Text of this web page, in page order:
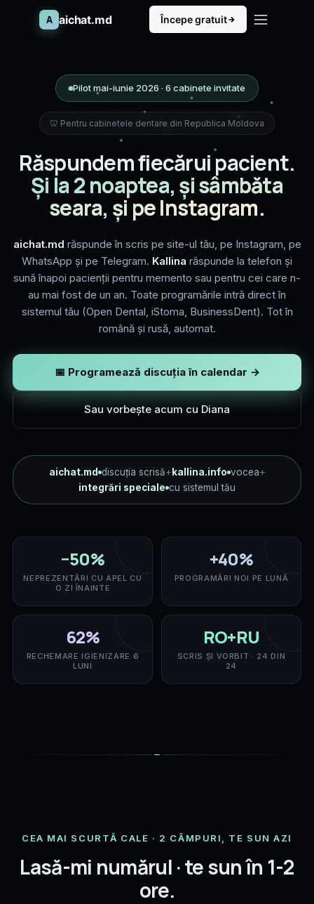
A aichat.md Începe gratuit
Pilot mai-iunie 2026 · 6 cabinete invitate
🦷 Pentru cabinetele dentare din Republica Moldova
Răspundem fiecărui pacient.
Și la 2 noaptea, și sâmbăta
seara, și pe Instagram.
aichat.md răspunde în scris pe site-ul tău, pe Instagram, pe
WhatsApp și pe Telegram. Kallina răspunde la telefon și
sună înapoi pacienții pentru memento sau pentru cei care n-
au mai fost de un an. Toate programările intră direct în
sistemul tău (Open Dental, iStoma, BusinessDent). Tot în
română și rusă, automat.
📅 Programează discuția în calendar →
Sau vorbește acum cu Diana
aichat.md discuția scrisă+ kallina.info vocea+
integrări speciale cu sistemul tău
−50%
NEPREZENTĂRI CU APEL CU
O ZI ÎNAINTE
+40%
PROGRAMĂRI NOI PE LUNĂ
62%
RECHEMARE IGIENIZARE 6
LUNI
RO+RU
SCRIS ȘI VORBIT · 24 DIN
24
CEA MAI SCURTĂ CALE · 2 CÂMPURI, TE SUN AZI
Lasă-mi numărul · te sun în 1-2
ore.